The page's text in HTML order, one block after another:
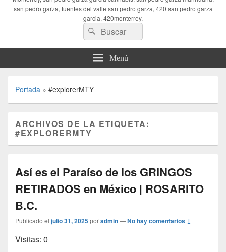
san pedro garza, fuentes del valle san pedro garza, 420 san pedro garza
garcia, 420monterrey,
Buscar
por:
Buscar
Menú
Portada » #explorerMTY
ARCHIVOS DE LA ETIQUETA:
#EXPLORERMTY
Así es el Paraíso de los GRINGOS
RETIRADOS en México | ROSARITO
B.C.
Publicado el julio 31, 2025poradmin—No hay comentarios ↓
Visitas: 0